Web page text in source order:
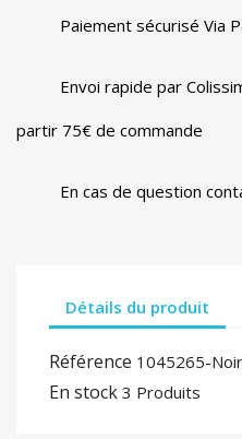
Paiement sécurisé Via
Envoi rapide par
partir 75€ de commande
En cas de question
Détails du produit
Référence 1045265-
En stock 3 Produits